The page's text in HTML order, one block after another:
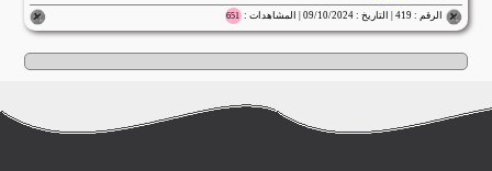
الرقم : 419 | التاريخ : 09/10/2024 | المشاهدات : 651